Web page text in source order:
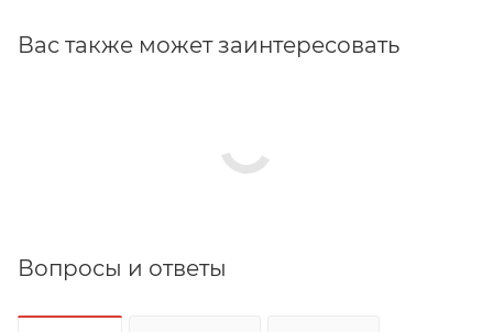
Вас также может заинтересовать
Вопросы и ответы